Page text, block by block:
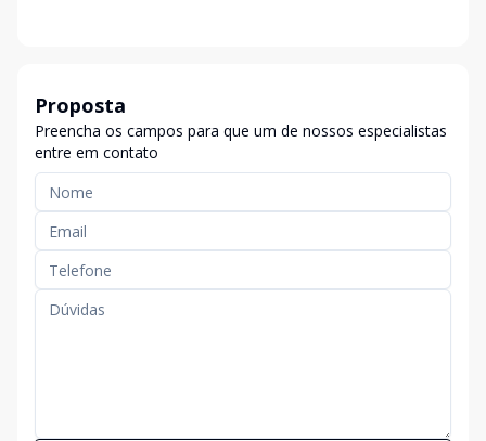
Proposta
Preencha os campos para que um de nossos especialistas
entre em contato